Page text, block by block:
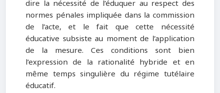
dire la nécessité de l’éduquer au respect des
normes pénales impliquée dans la commission
de l’acte, et le fait que cette nécessité
éducative subsiste au moment de l’application
de la mesure. Ces conditions sont bien
l’expression de la rationalité hybride et en
même temps singulière du régime tutélaire
éducatif.